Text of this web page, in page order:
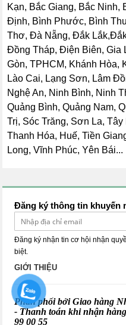
Kạn, Bắc Giang, Bắc Ninh,
Định, Bình Phước, Bình
Thơ, Đà Nẵng, Đắk
Đồng Tháp, Điện Biên, Gia
Gòn, TPHCM, Khánh Hòa,
Lào Cai, Lạng Sơn, Lâm
Nghệ An, Ninh Bình, Ninh
Quảng Bình, Quảng Nam,
Trị, Sóc Trăng, Sơn La,
Thanh Hóa, Huế, Tiền
Long, Vĩnh Phúc, Yên Bái...
Đăng ký thông tin khuyến
Đăng ký nhận tin cơ hội nhận
biệt.
GIỚI THIỆU
Phân phối bởi Giao hàng
- Thanh toán khi nhận
99 00 55